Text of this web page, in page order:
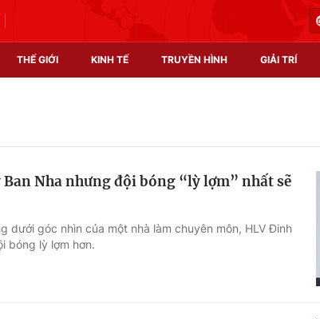
THẾ GIỚI KINH TẾ TRUYỀN HÌNH GIẢI TRÍ
nghiệp
Hậu trường
Nha nhưng đội bóng “lỳ lợm” nhất sẽ
dưới góc nhìn của một nhà làm chuyên môn, HLV Đinh
bóng lỳ lợm hơn.